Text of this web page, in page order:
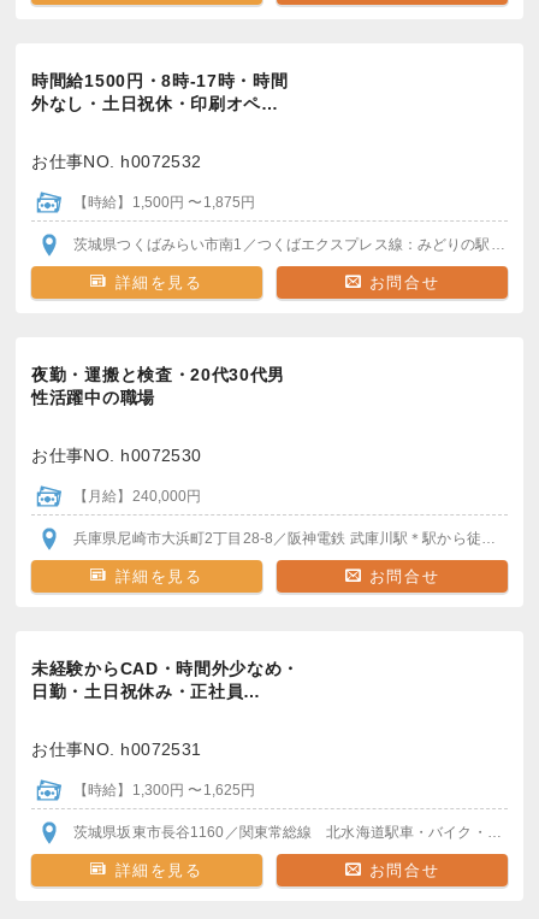
時間給1500円・8時-17時・時間
外なし・土日祝休・印刷オペ…
お仕事NO. h0072532
【時給】1,500円 〜1,875円
茨城県つくばみらい市南1 ／つくばエクスプレス線：みどりの駅 駅から
詳細を見る お問合せ
夜勤・運搬と検査・20代30代男
性活躍中の職場
お仕事NO. h0072530
【月給】240,000円
兵庫県尼崎市大浜町2丁目28-8 ／阪神電鉄 武庫川駅 ＊駅から徒歩30分
詳細を見る お問合せ
未経験からCAD・時間外少なめ・
日勤・土日祝休み・正社員…
お仕事NO. h0072531
【時給】1,300円 〜1,625円
茨城県坂東市長谷1160 ／関東常総線 北水海道駅車・バイク・自転車通勤おすすめ
詳細を見る お問合せ